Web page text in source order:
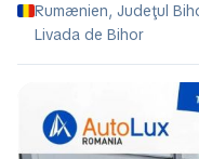
Rumænien, Judeţul
Livada de Bihor